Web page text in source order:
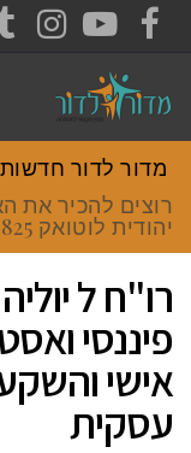
FACEBOOK
YOUTUBE
מדור לדור
רוצים להכיר את
יהודית לוטואק 054-7388825
רו"ח ל
פיננסי
אישי
עסקית